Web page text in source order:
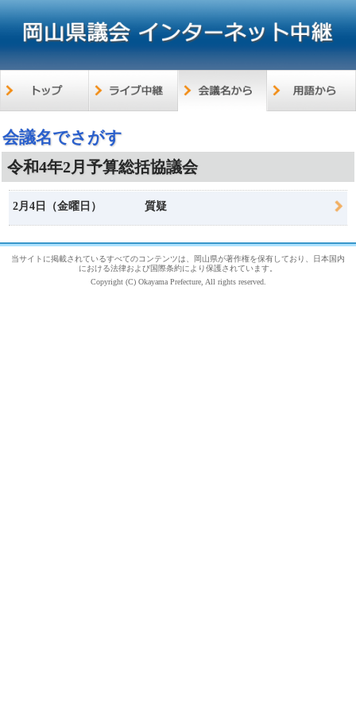
会議名でさがす
令和4年2月予算総括協議会
2月4日（金曜日） 質疑
当サイトに掲載されているすべてのコンテンツは、岡山県が著作権を保有しており、日本国内
における法律および国際条約により保護されています。
Copyright (C) Okayama Prefecture, All rights reserved.